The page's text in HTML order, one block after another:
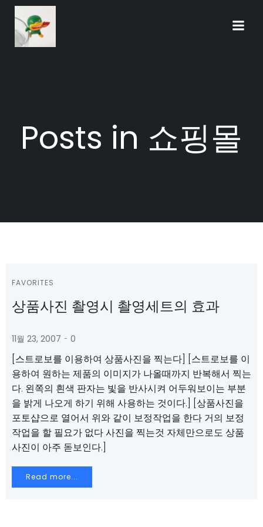
Posts in 쇼핑몰
FAVORITES
상품사진 촬영시 촬영세트의 효과
11월 23, 2007 - 0
[스트로보를 이용하여 상품사진을 찍는다] [스트로보를 이
용하여 원하는 제품의 이미지가 나올때까지 반복해서 찍는
다. 왼쪽의 흰색 판자는 빛을 반사시켜 어두워보이는 부분
을 밝게 나오게 하기 위해 사용하는 것이다.] [상품사진을
포토샵으로 열어서 위와 같이 보정작업을 한다 거의 보정
작업을 할 필요가 없다 사진을 찍는것 자체만으로도 상품
사진이 아주 돋보인다.]
Read more...